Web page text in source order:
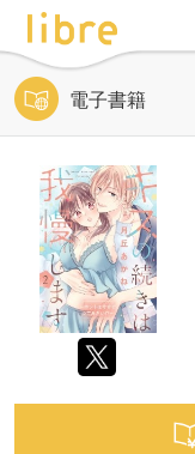
電子書籍